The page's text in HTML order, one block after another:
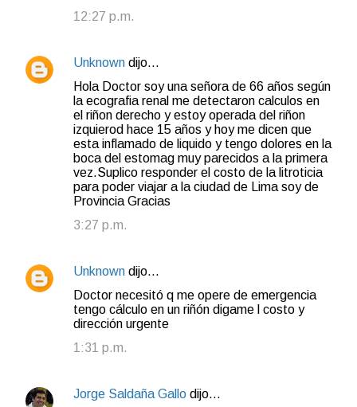
12:27 p.m.
Unknown dijo…
Hola Doctor soy una señora de 66 años según
la ecografia renal me detectaron calculos en
el riñon derecho y estoy operada del riñon
izquierod hace 15 años y hoy me dicen que
esta inflamado de liquido y tengo dolores en la
boca del estomag muy parecidos a la primera
vez.Suplico responder el costo de la litroticia
para poder viajar a la ciudad de Lima soy de
Provincia Gracias
3:27 p.m.
Unknown dijo…
Doctor necesitó q me opere de emergencia
tengo cálculo en un riñón digame l costo y
dirección urgente
1:31 p.m.
Jorge Saldaña Gallo dijo…